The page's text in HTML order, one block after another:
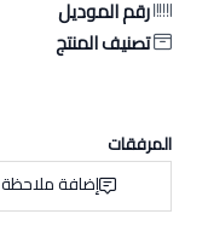
رقم الموديل
تصنيف المنتج
المرفقات
إضافة ملاحظة